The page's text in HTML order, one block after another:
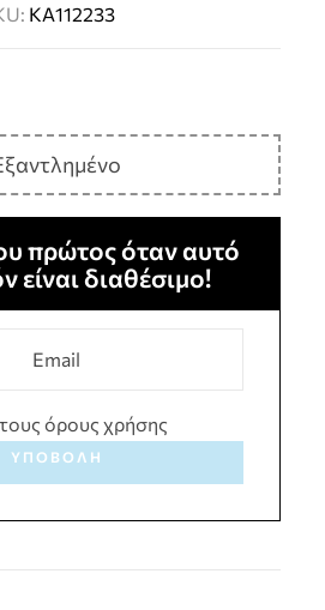
KA112233
πρώτος όταν αυτό
είναι διαθέσιμο!
όρους χρήσης
ΥΠΟΒΟΛΉ